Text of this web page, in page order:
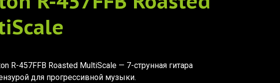
R-457FFB Roasted MultiScale — 7-струнная гитара
для прогрессивной музыки.